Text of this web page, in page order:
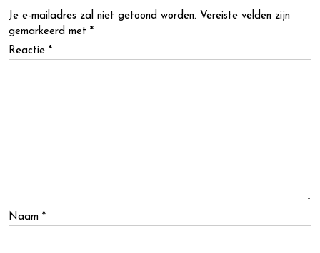
Je e-mailadres zal niet getoond worden. Vereiste velden zijn
gemarkeerd met *
Reactie *
Naam *